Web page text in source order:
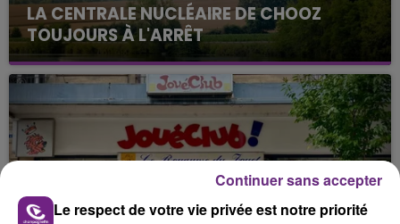
LA CENTRALE NUCLÉAIRE DE CHOOZ
TOUJOURS À L'ARRÊT
Cela fait déjà une semaine que la centrale
nucléaire ardennaise est à l'arrêt. Une situation
justifiée par la sécheresse intense qui est toujours
présente.
Le respect de votre vie privée est notre priorité
Continuer sans accepter